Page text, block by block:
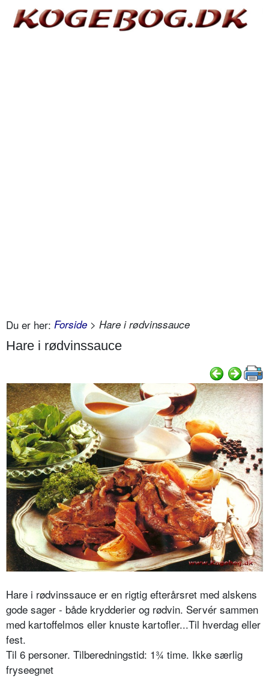
Du er her: Forside > Hare i rødvinssauce
Hare i rødvinssauce
Hare i rødvinssauce er en rigtig efterårsret med alskens
gode sager - både krydderier og rødvin. Servér sammen
med kartoffelmos eller knuste kartofler...Til hverdag eller
fest.
Til 6 personer. Tilberedningstid: 1¾ time. Ikke særlig
fryseegnet